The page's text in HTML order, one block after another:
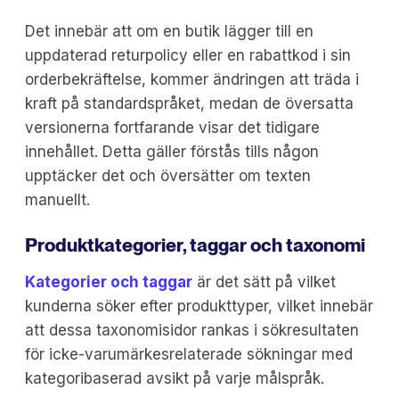
Det innebär att om en butik lägger till en
uppdaterad returpolicy eller en rabattkod i sin
orderbekräftelse, kommer ändringen att träda i
kraft på standardspråket, medan de översatta
versionerna fortfarande visar det tidigare
innehållet. Detta gäller förstås tills någon
upptäcker det och översätter om texten
manuellt.
Produktkategorier, taggar och taxonomi
Kategorier och taggar är det sätt på vilket
kunderna söker efter produkttyper, vilket innebär
att dessa taxonomisidor rankas i sökresultaten
för icke-varumärkesrelaterade sökningar med
kategoribaserad avsikt på varje målspråk.